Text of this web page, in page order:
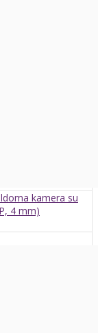
kamera su
4 mm)